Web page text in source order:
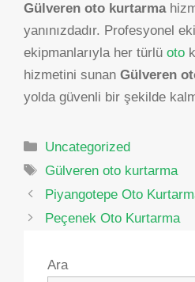
Gülveren oto kurtarma
yanınızdadır. Profesyonel
ekipmanlarıyla her türlü oto
hizmetini sunan Gülveren
yolda güvenli bir şekilde
Kategoriler
Uncategorized
Etiketler
Gülveren oto kurtarma
Yazı
dolaşımı
Piyangotepe Oto
Peçenek Oto Kurtarma
Ara